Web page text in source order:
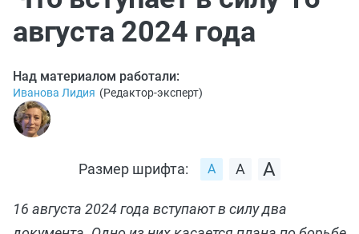
августа 2024 года
Над материалом работали:
Иванова Лидия (Редактор-эксперт)
Размер шрифта:
16 августа 2024 года вступают в силу два